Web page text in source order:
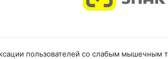
пользователей со слабым мышечным